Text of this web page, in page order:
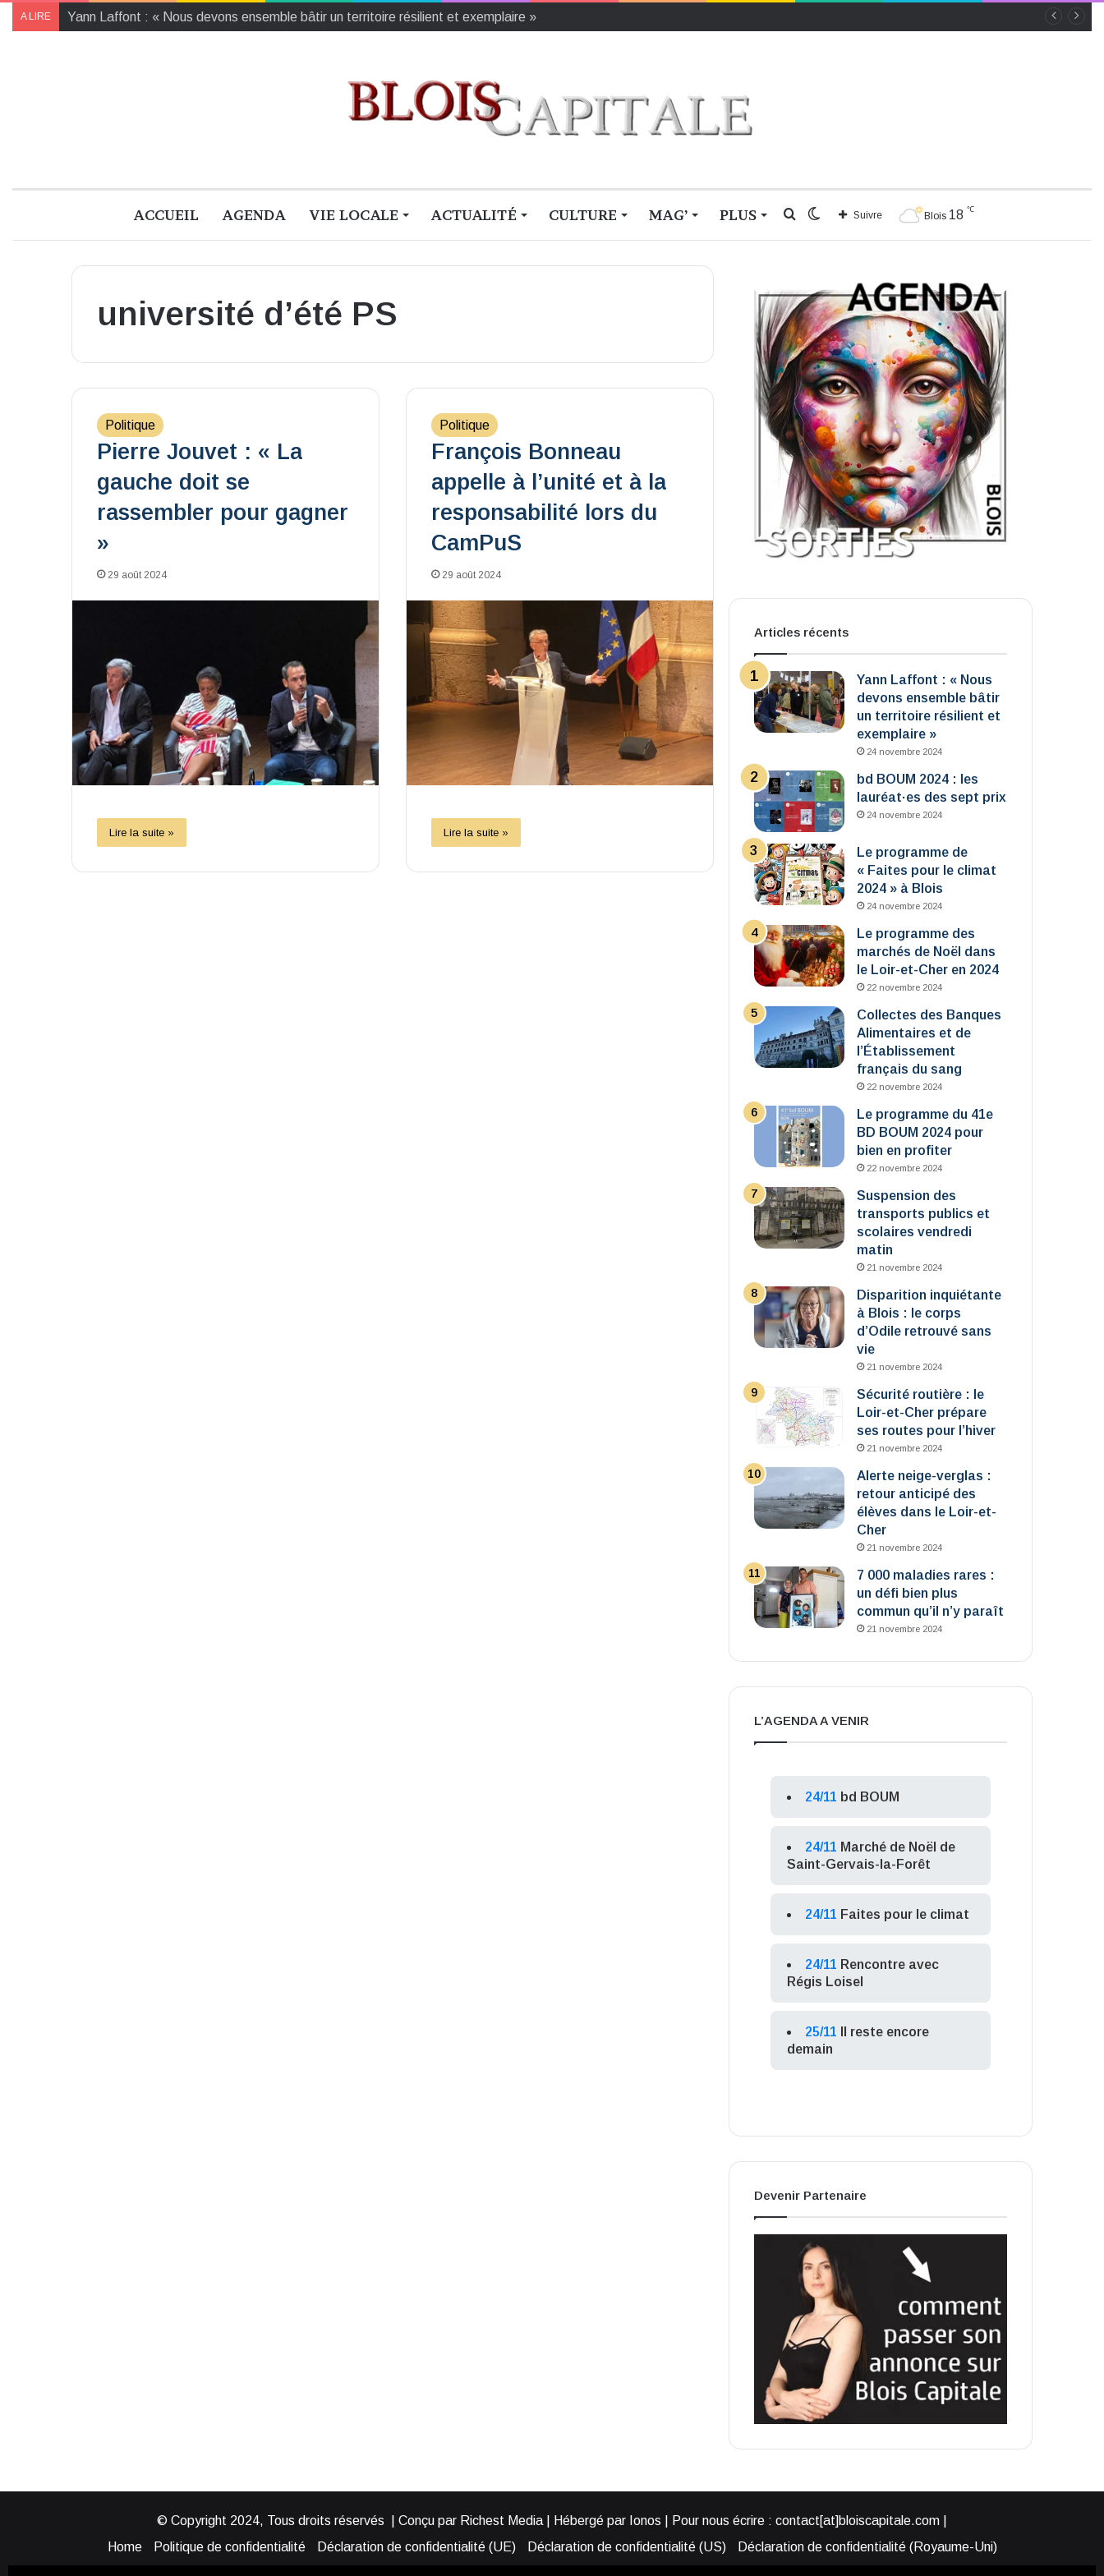
A LIRE Yann Laffont : « Nous devons ensemble bâtir un territoire résilient et exemplaire »
ACCUEIL AGENDA VIE LOCALE ACTUALITÉ CULTURE MAG’ PLUS Blois 18 ℃
Suivre
Switch
Rechercher
université d’été PS
Politique
Pierre Jouvet : « La
gauche doit se
rassembler pour gagner
»
29 août 2024
Lire la suite »
Politique
François Bonneau
appelle à l’unité et à la
responsabilité lors du
CamPuS
29 août 2024
Lire la suite »
Articles récents
Yann Laffont : « Nous
devons ensemble bâtir
un territoire résilient et
exemplaire »
24 novembre 2024
bd BOUM 2024 : les
lauréat·es des sept prix
24 novembre 2024
Le programme de
« Faites pour le climat
2024 » à Blois
24 novembre 2024
Le programme des
marchés de Noël dans
le Loir-et-Cher en 2024
22 novembre 2024
Collectes des Banques
Alimentaires et de
l’Établissement
français du sang
22 novembre 2024
Le programme du 41e
BD BOUM 2024 pour
bien en profiter
22 novembre 2024
Suspension des
transports publics et
scolaires vendredi
matin
21 novembre 2024
Disparition inquiétante
à Blois : le corps
d’Odile retrouvé sans
vie
21 novembre 2024
Sécurité routière : le
Loir-et-Cher prépare
ses routes pour l’hiver
21 novembre 2024
Alerte neige-verglas :
retour anticipé des
élèves dans le Loir-et-
Cher
21 novembre 2024
7 000 maladies rares :
un défi bien plus
commun qu’il n’y paraît
21 novembre 2024
L’AGENDA A VENIR
24/11 bd BOUM
24/11 Marché de Noël de
Saint-Gervais-la-Forêt
24/11 Faites pour le climat
24/11 Rencontre avec
Régis Loisel
25/11
Il reste encore
demain
Devenir Partenaire
© Copyright 2024, Tous droits réservés | Conçu par Richest Media | Hébergé par Ionos | Pour nous écrire : contact[at]bloiscapitale.com |
Home
Politique de confidentialité Déclaration de confidentialité (UE) Déclaration de confidentialité (US)
Déclaration de confidentialité (Royaume-Uni)